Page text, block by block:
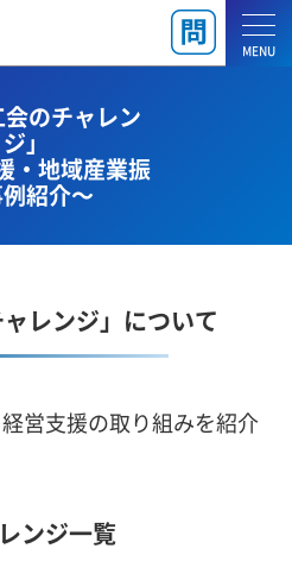
MENU
会のチャレン
ジ」
・地域産業振
紹介～
ャレンジ」について
営支援の取り組みを紹介
ンジ一覧